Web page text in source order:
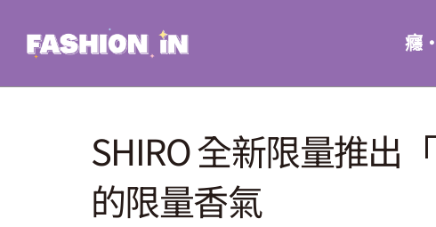
癮
SHIRO 全新限量推出
的限量香氣